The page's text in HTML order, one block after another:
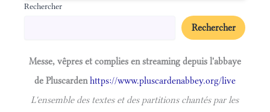
Rechercher
Rechercher
Messe, vêpres et complies en streaming depuis l'abbaye
de Pluscardenhttps://www.pluscardenabbey.org/live
L'ensemble des textes et des partitions chantés par les